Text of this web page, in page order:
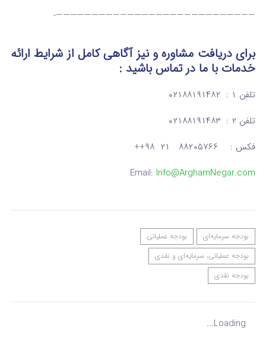
————————————————————————————-
برای دریافت مشاوره و نیز آگاهی کامل از شرایط ارائه
خدماتبا ما در تماسباشید :
تلفن ۱ : ۰۲۱۸۸۱۹۱۴۸۲
تلفن ۲ : ۰۲۱۸۸۱۹۱۴۸۳
فکس : ۸۸۲۰۵۷۶۶ ۲۱ ۹۸++
Email: Info@ArghamNegar.com
بودجه سرمایه‌ای
بودجه عملیاتی
بودجه عملیاتی، سرمایه‌ای و نقدی
بودجه نقدی
Loading...